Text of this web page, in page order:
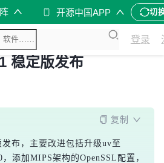
开源中国APP 切
登录
稳定版发布
复制
布，主要改进包括升级uv至
添加MIPS架构的OpenSSL配置，